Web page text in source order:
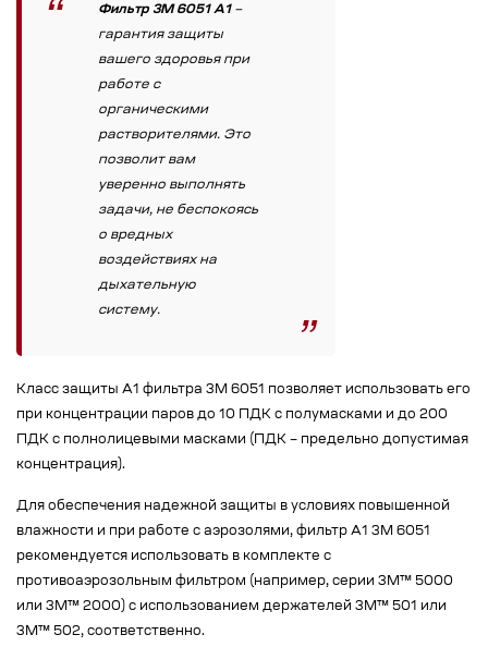
Фильтр 3М 6051 А1–
гарантия защиты
вашего здоровья при
работе с
органическими
растворителями. Это
позволит вам
уверенно выполнять
задачи, не беспокоясь
о вредных
воздействиях на
дыхательную
систему.
Класс защиты A1 фильтра 3М 6051 позволяет использовать его
при концентрации паров до 10 ПДК с полумасками и до 200
ПДК с полнолицевыми масками (ПДК – предельно допустимая
концентрация).
Для обеспечения надежной защиты в условиях повышенной
влажности и при работе с аэрозолями, фильтр А1 3М 6051
рекомендуется использовать в комплекте с
противоаэрозольным фильтром (например, серии 3М™ 5000
или 3М™ 2000) с использованием держателей 3М™ 501 или
3М™ 502, соответственно.